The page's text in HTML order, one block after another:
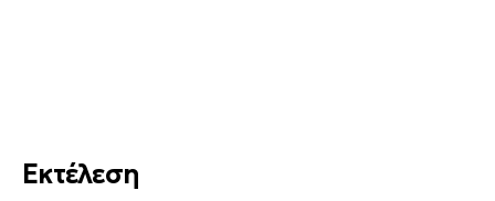
Εκτέλεση